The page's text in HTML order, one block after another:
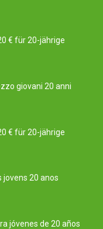
€ für 20-jährige
giovani 20 anni
€ für 20-jährige
jovens 20 anos
jóvenes de 20 años